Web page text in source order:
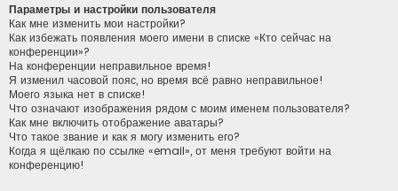
Параметры и настройки пользователя
Как мне изменить мои настройки?
Как избежать появления моего имени в списке «Кто сейчас на
конференции»?
На конференции неправильное время!
Я изменил часовой пояс, но время всё равно неправильное!
Моего языка нет в списке!
Что означают изображения рядом с моим именем пользователя?
Как мне включить отображение аватары?
Что такое звание и как я могу изменить его?
Когда я щёлкаю по ссылке «email», от меня требуют войти на
конференцию!